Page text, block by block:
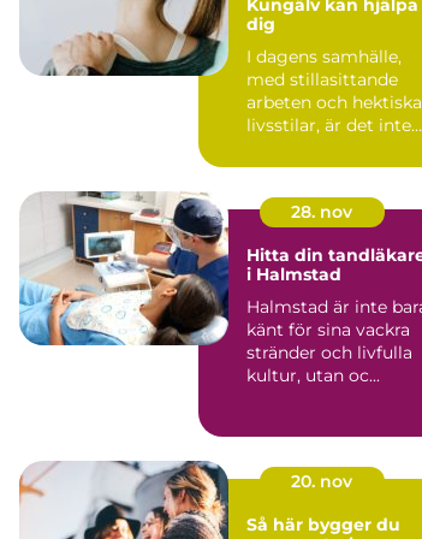
dig
I dagens samhälle,
med stillasittande
arbeten och hektiska
livsstilar, är det inte
28. nov
Hitta din
i Halmstad
Halmstad är inte
känt för sina vackra
stränder och livfulla
kultur, utan oc...
20. nov
Så här bygger du